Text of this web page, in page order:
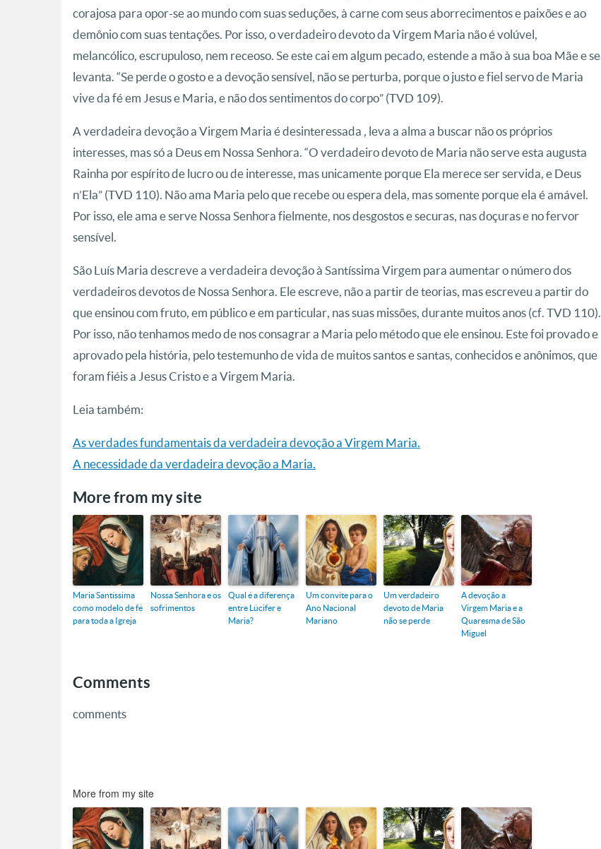
corajosa para opor-se ao mundo com suas seduções, à carne com seus aborrecimentos e paixões e ao
demônio com suas tentações. Por isso, o verdadeiro devoto da Virgem Maria não é volúvel,
melancólico, escrupuloso, nem receoso. Se este cai em algum pecado, estende a mão à sua boa Mãe e se
levanta. “Se perde o gosto e a devoção sensível, não se perturba, porque o justo e fiel servo de Maria
vive da fé em Jesus e Maria, e não dos sentimentos do corpo” (TVD 109).
A verdadeira devoção a Virgem Maria é desinteressada , leva a alma a buscar não os próprios
interesses, mas só a Deus em Nossa Senhora. “O verdadeiro devoto de Maria não serve esta augusta
Rainha por espírito de lucro ou de interesse, mas unicamente porque Ela merece ser servida, e Deus
n’Ela” (TVD 110). Não ama Maria pelo que recebe ou espera dela, mas somente porque ela é amável.
Por isso, ele ama e serve Nossa Senhora fielmente, nos desgostos e securas, nas doçuras e no fervor
sensível.
São Luís Maria descreve a verdadeira devoção à Santíssima Virgem para aumentar o número dos
verdadeiros devotos de Nossa Senhora. Ele escreve, não a partir de teorias, mas escreveu a partir do
que ensinou com fruto, em público e em particular, nas suas missões, durante muitos anos (cf. TVD 110).
Por isso, não tenhamos medo de nos consagrar a Maria pelo método que ele ensinou. Este foi provado e
aprovado pela história, pelo testemunho de vida de muitos santos e santas, conhecidos e anônimos, que
foram fiéis a Jesus Cristo e a Virgem Maria.
Leia também:
As verdades fundamentais da verdadeira devoção a Virgem Maria.
A necessidade da verdadeira devoção a Maria.
More from my site
Maria Santíssima
como modelo de fé
para toda a Igreja
Nossa Senhora e os
sofrimentos
Qual é a diferença
entre Lúcifer e
Maria?
Um convite para o
Ano Nacional
Mariano
Um verdadeiro
devoto de Maria
não se perde
A devoção a
Virgem Maria e a
Quaresma de São
Miguel
Comments
comments
More from my site